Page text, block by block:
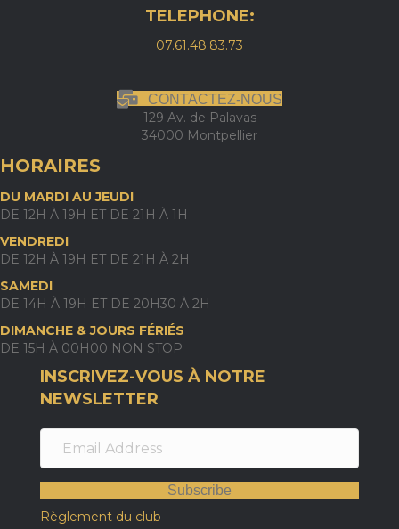
TELEPHONE:
07.61.48.83.73
CONTACTEZ-NOUS
129 Av. de Palavas
34000 Montpellier
HORAIRES
DU MARDI AU JEUDI
DE 12H À 19H ET DE 21H À 1H
VENDREDI
DE 12H À 19H ET DE 21H À 2H
SAMEDI
DE 14H À 19H ET DE 20H30 À 2H
DIMANCHE & JOURS FÉRIÉS
DE 15H À 00H00 NON STOP
INSCRIVEZ-VOUS À NOTRE
NEWSLETTER
Subscribe
Règlement du club